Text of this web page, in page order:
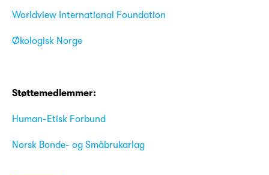
Worldview International Foundation
Økologisk Norge
Støttemedlemmer:
Human-Etisk Forbund
Norsk Bonde- og Småbrukarlag